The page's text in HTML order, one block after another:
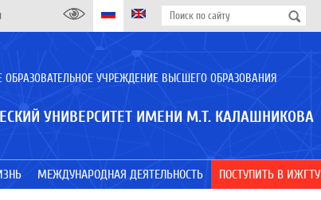
УЧРЕЖДЕНИЕ ВЫСШЕГО ОБРАЗОВАНИЯ
УНИВЕРСИТЕТ ИМЕНИ М.Т. КАЛАШНИКОВА
МЕЖДУНАРОДНАЯ ДЕЯТЕЛЬНОСТЬ ПОСТУПИТЬ В ИЖГТУ